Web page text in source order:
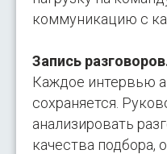
коммуникацию с
Запись
Каждое интервью
сохраняется.
анализировать
качества подбора,